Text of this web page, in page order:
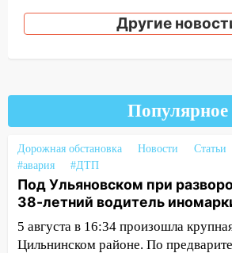
18:02 В Ульяновск едут
баскетбола!
«УльяновскФармации» за
3,2 млн рублей
16:09
Ветераны легкой
Ульяновска успешно
Чемпионате России
16:02 В Ульяновской
более 28% площадей
зернобобовых культур
Другие
Популярное
Дорожная обстановка Новости
Статьи
#авария
#ДТП
Под Ульяновском при
38-летний водитель
5 августа в 16:34 произошла
Цильнинском районе. По